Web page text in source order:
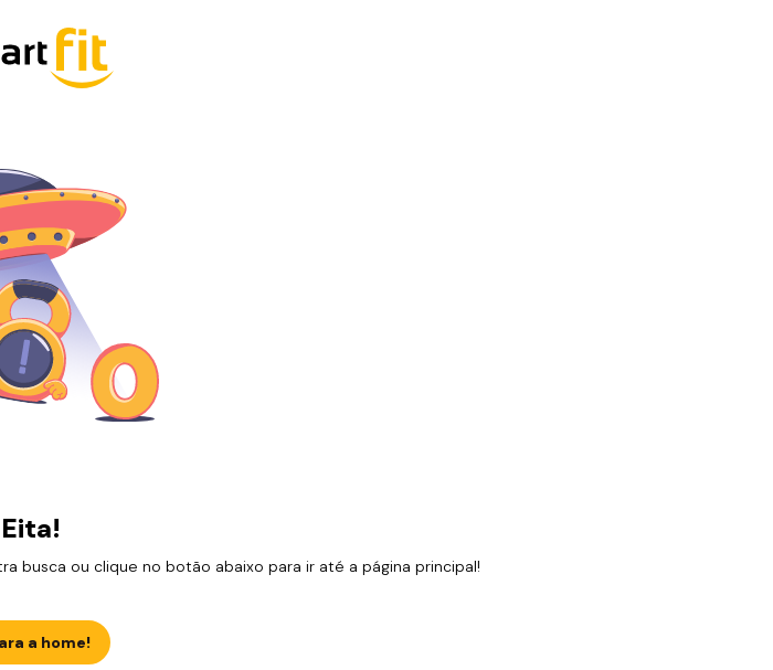
Eita!
busca ou clique no botão abaixo para ir até a página principal!
a home!